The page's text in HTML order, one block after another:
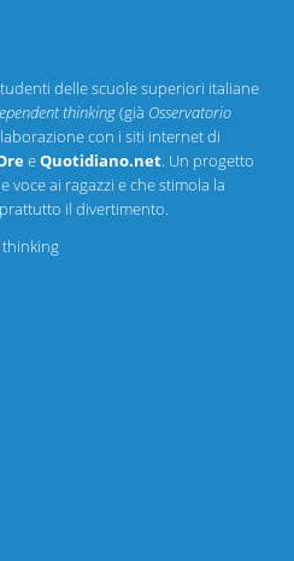
delle scuole superiori italiane
thinking(già Osservatorio
con i siti internet di
eQuotidiano.net. Un progetto
voce ai ragazzi e che stimola la
il divertimento.